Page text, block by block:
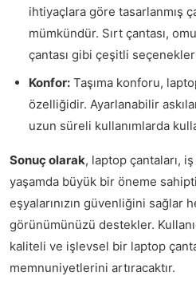
ihtiyaçlara göre tasarlanmış
mümkündür. Sırt çantası,
çantası gibi çeşitli
Konfor: Taşıma konforu,
özelliğidir. Ayarlanabilir
uzun süreli kullanımlarda
Sonuç olarak, laptop çantaları,
yaşamda büyük bir öneme
eşyalarınızın güvenliğini sağlar
görünümünüzü destekler.
kaliteli ve işlevsel bir laptop
memnuniyetlerini artıracaktır.